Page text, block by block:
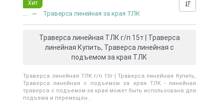
Хит
Траверса линейная за края ТЛК
Траверса линейная ТЛК г/п 15т | Траверса
линейная Купить, Траверса линейная с
подъемом за края ТЛК
Траверса линейная ТЛК г/п 15т | Траверса линейная Купить,
Траверса линейная с подъемом за края ТЛК - линейная
траверса с подъемом за края может быть использована для
подъема и перемещен..